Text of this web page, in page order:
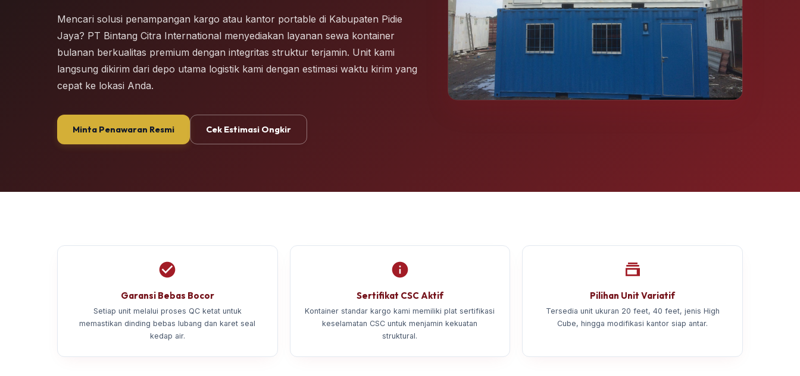
Mencari solusi penampangan kargo atau kantor portable di Kabupaten Pidie
Jaya? PT Bintang Citra International menyediakan layanan sewa kontainer
bulanan berkualitas premium dengan integritas struktur terjamin. Unit kami
langsung dikirim dari depo utama logistik kami dengan estimasi waktu kirim yang
cepat ke lokasi Anda.
Minta Penawaran Resmi Cek Estimasi Ongkir
Garansi Bebas Bocor
Setiap unit melalui proses QC ketat untuk
memastikan dinding bebas lubang dan karet seal
kedap air.
Sertifikat CSC Aktif
Kontainer standar kargo kami memiliki plat sertifikasi
keselamatan CSC untuk menjamin kekuatan
struktural.
Pilihan Unit Variatif
Tersedia unit ukuran 20 feet, 40 feet, jenis High
Cube, hingga modifikasi kantor siap antar.